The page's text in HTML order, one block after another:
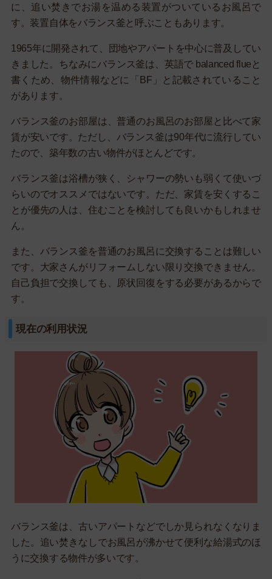
に、追い焚きでお湯を温める装置がついているお風呂で
す。装置自体をバランス釜と呼ぶこともあります。
1965年に開発されて、団地やアパートを中心に普及してい
きました。ちなみにバランス釜は、英語で balanced flueと
書くため、物件情報などに「BF」と記載されていること
があります。
バランス釜のお部屋は、普通のお風呂のお部屋と比べて家
賃が安いです。ただし、バランス釜は90年代に流行してい
たので、築年数の古い物件がほとんどです。
バランス釜は浴槽が狭く、シャワーの勢いも弱くて使いづ
らいのでオススメではないです。ただ、家賃を安くするこ
とが優先の人は、住むことを検討しても良いかもしれませ
ん。
また、バランス釜を普通のお風呂に交換することは難しい
です。大家さんがリフォームしない限り交換できません。
自己負担で交換しても、原状回復をする必要があるからで
す。
現在の利用状況
バランス釜は、古いアパートなどでしか見られなくなりま
した。追い焚きなしでお風呂が沸かせて便利な給湯式のほ
うに交換する物件が多いです。